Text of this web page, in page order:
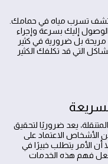
تسرب مياه في حمامك.
إليك بسرعة وإجراء
بل ضرورية في كثير
التي قد تكلفك الكثير
يعد ضروريًا لتحقيق
الأشخاص الاعتماد على
الأمر يتطلب خبيرًا في
فهم هذه الخدمات